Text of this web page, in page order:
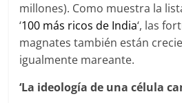
millones). Como muestra la
‘100 más ricos de India‘, las
magnates también están
igualmente mareante.
‘La ideología de una célula